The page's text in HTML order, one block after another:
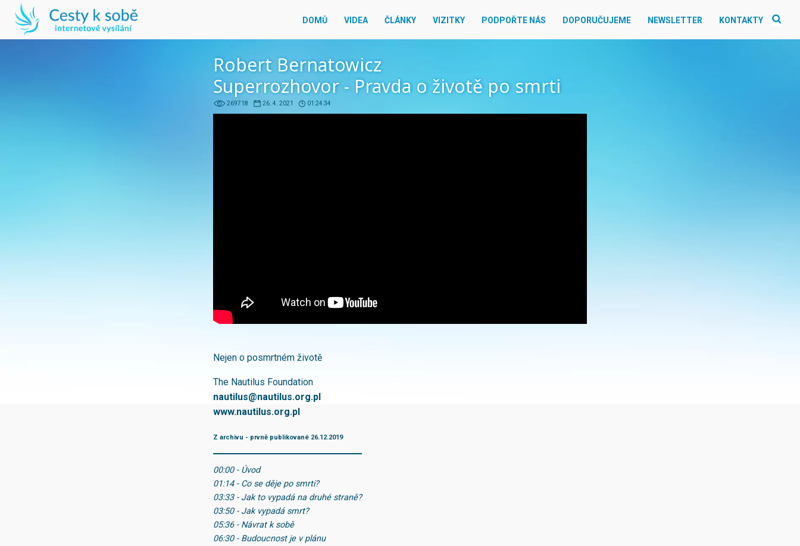
DOMŮ VIDEA ČLÁNKY VIZITKY PODPOŘTE NÁS DOPORUČUJEME NEWSLETTER KONTAKTY
Robert Bernatowicz
Superrozhovor - Pravda o životě po smrti
269718 26. 4. 2021 01:24:34
Nejen o posmrtném životě
The Nautilus Foundation
nautilus@nautilus.org.pl
www.nautilus.org.pl
Z archivu - prvně publikované 26.12.2019
00:00 - Úvod
01:14 - Co se děje po smrti?
03:33 - Jak to vypadá na druhé straně?
03:50 - Jak vypadá smrt?
05:36 - Návrat k sobě
06:30 - Budoucnost je v plánu